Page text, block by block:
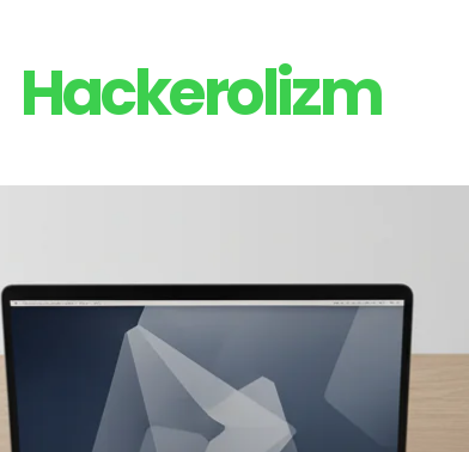
Hackerolizm